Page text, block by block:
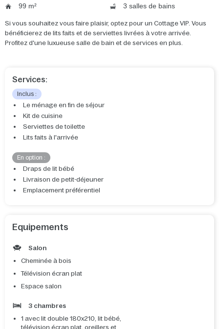
99 m²
3 salles de bains
Si vous souhaitez vous faire plaisir, optez pour un Cottage VIP. Vous
bénéficierez de lits faits et de serviettes livrées à votre arrivée.
Profitez d'une luxueuse salle de bain et de services en plus.
Services:
Inclus :
Le ménage en fin de séjour
Kit de cuisine
Serviettes de toilette
Lits faits à l'arrivée
En option :
Draps de lit bébé
Livraison de petit-déjeuner
Emplacement préférentiel
Equipements
Salon
Cheminée à bois
Télévision écran plat
Espace salon
3 chambres
1 avec lit double 180x210, lit bébé,
télévision écran plat, oreillers et